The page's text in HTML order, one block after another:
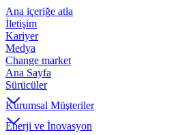
Ana içeriğe atla
İletişim
Kariyer
Medya
Change market
Ana Sayfa
Sürücüler
Kurumsal Müşteriler
Enerji ve İnovasyon